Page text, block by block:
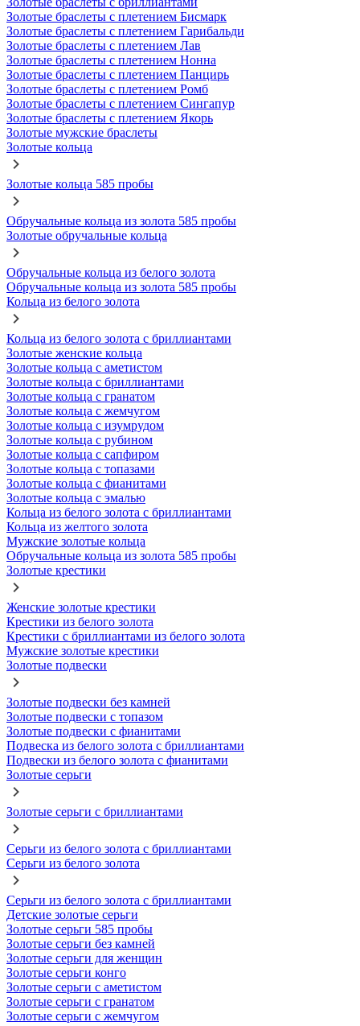
Золотые браслеты с плетением Бисмарк
Золотые браслеты с плетением Гарибальди
Золотые браслеты с плетением Лав
Золотые браслеты с плетением Нонна
Золотые браслеты с плетением Панцирь
Золотые браслеты с плетением Ромб
Золотые браслеты с плетением Сингапур
Золотые браслеты с плетением Якорь
Золотые мужские браслеты
Золотые кольца
Золотые кольца 585 пробы
Обручальные кольца из золота 585 пробы
Золотые обручальные кольца
Обручальные кольца из белого золота
Обручальные кольца из золота 585 пробы
Кольца из белого золота
Кольца из белого золота с бриллиантами
Золотые женские кольца
Золотые кольца с аметистом
Золотые кольца с бриллиантами
Золотые кольца с гранатом
Золотые кольца с жемчугом
Золотые кольца с изумрудом
Золотые кольца с рубином
Золотые кольца с сапфиром
Золотые кольца с топазами
Золотые кольца с фианитами
Золотые кольца с эмалью
Кольца из белого золота с бриллиантами
Кольца из желтого золота
Мужские золотые кольца
Обручальные кольца из золота 585 пробы
Золотые крестики
Женские золотые крестики
Крестики из белого золота
Крестики с бриллиантами из белого золота
Мужские золотые крестики
Золотые подвески
Золотые подвески без камней
Золотые подвески с топазом
Золотые подвески с фианитами
Подвеска из белого золота с бриллиантами
Подвески из белого золота с фианитами
Золотые серьги
Золотые серьги с бриллиантами
Серьги из белого золота с бриллиантами
Серьги из белого золота
Серьги из белого золота с бриллиантами
Детские золотые серьги
Золотые серьги 585 пробы
Золотые серьги без камней
Золотые серьги для женщин
Золотые серьги конго
Золотые серьги с аметистом
Золотые серьги с гранатом
Золотые серьги с жемчугом